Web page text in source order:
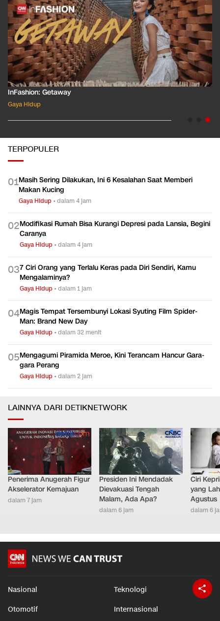
InFashion: Getaway
Gaya Hidup
TERPOPULER
01Masih Sering Dilakukan, Ini 6 Kesalahan Saat Memberi
Makan Kucing
Gaya Hidup •dalam 4 jam
02Modifikasi Rumah Bisa Kurangi Depresi pada Lansia, Begini
Caranya
Gaya Hidup •dalam 4 jam
037 Ciri Orang yang Terlalu Keras pada Diri Sendiri, Kamu
Mengalaminya?
Gaya Hidup •dalam 1 jam
04Magis Tempat Tersembunyi Lokasi Syuting Film Spider-
Man: Brand New Day
Gaya Hidup •dalam 32 menit
05Mengagumi Piramida Meroe, Kini Terancam Hancur Gara-
gara Perang
Gaya Hidup •dalam 2 jam
LAINNYA DARI DETIKNETWORK
Penerima Anugerah Figur
Akselerator Kemajuan
dalam 7 jam
Presiden Ini Mendadak
Dievakuasi Tengah
Malam, Ada Apa?
dalam 6 jam
Ciri
yang
Agustus
dalam 6
Nasional Teknologi
Otomotif Internasional